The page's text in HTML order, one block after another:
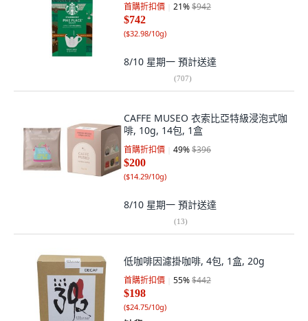
首購折扣價 21%$942
$742
($32.98/10g)
8/10 星期一 預計送達
(707)
CAFFE MUSEO 衣索比亞特級浸泡式咖
啡, 10g, 14包, 1盒
首購折扣價 49%$396
$200
($14.29/10g)
8/10 星期一 預計送達
(13)
低咖啡因濾掛咖啡, 4包, 1盒, 20g
首購折扣價 55%$442
$198
($24.75/10g)